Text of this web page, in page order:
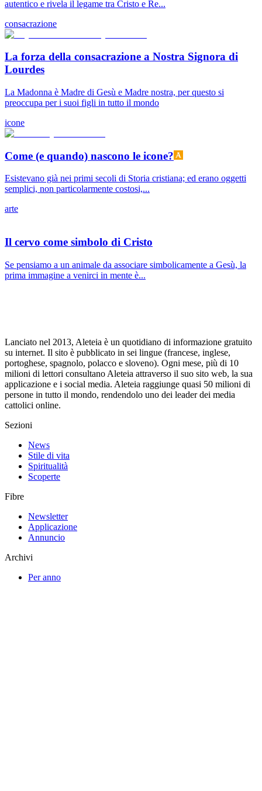
autentico e rivela il legame tra Cristo e Re...
consacrazione
La forza della consacrazione a Nostra Signora di
Lourdes
La Madonna è Madre di Gesù e Madre nostra, per questo si
preoccupa per i suoi figli in tutto il mondo
icone
Come (e quando) nascono le icone?
Esistevano già nei primi secoli di Storia cristiana; ed erano oggetti
semplici, non particolarmente costosi,...
arte
Il cervo come simbolo di Cristo
Se pensiamo a un animale da associare simbolicamente a Gesù, la
prima immagine a venirci in mente è...
Lanciato nel 2013, Aleteia è un quotidiano di informazione gratuito
su internet. Il sito è pubblicato in sei lingue (francese, inglese,
portoghese, spagnolo, polacco e sloveno). Ogni mese, più di 10
milioni di lettori consultano Aleteia attraverso il suo sito web, la sua
applicazione e i social media. Aleteia raggiunge quasi 50 milioni di
persone in tutto il mondo, rendendolo uno dei leader dei media
cattolici online.
Sezioni
News
Stile di vita
Spiritualità
Scoperte
Fibre
Newsletter
Applicazione
Annuncio
Archivi
Per anno